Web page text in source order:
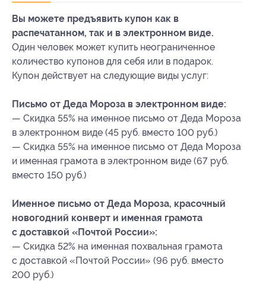
Вы можете предъявить купон как в
распечатанном, так и в электронном виде.
Один человек может купить неограниченное
количество купонов для себя или в подарок.
Купон действует на следующие виды услуг:
Письмо от Деда Мороза в электронном виде:
— Скидка 55% на именное письмо от Деда Мороза
в электронном виде (45 руб. вместо 100 руб.)
— Скидка 55% на именное письмо от Деда Мороза
и именная грамота в электронном виде (67 руб.
вместо 150 руб.)
Именное письмо от Деда Мороза, красочный
новогодний конверт и именная грамота
с доставкой «Почтой России»:
— Скидка 52% на именная похвальная грамота
с доставкой «Почтой России» (96 руб. вместо
200 руб.)